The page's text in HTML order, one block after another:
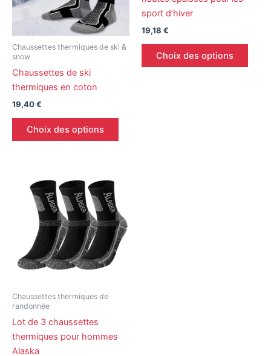
Chaussettes thermiques de ski &
snow
Chaussettes de ski
thermiques en coton
19,40€
Choix des options
options
peuvent
sport d’hiver
19,18 €
Choix des options
sur
Chaussettes thermiques de
randonnée
Lot de 3 chaussettes
thermiques pour hommes
Alaska
plusieurs
variations.
Les